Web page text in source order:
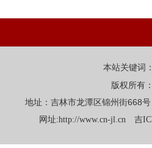
本站关键词
版权所有
地址：吉林市龙潭区锦州街
网址:http://www.cn-jl.cn 吉